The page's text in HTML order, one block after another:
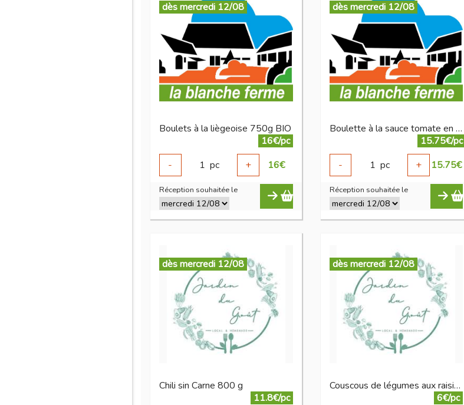
dès mercredi 12/08
Boulets à la liègeoise 750g BIO
16€/pc
-
1 pc + 16€
Réception souhaitée le
dès mercredi 12/08
Boulette à la sauce tomate en bocal 750 g BIO
15.75€/pc
-
1 pc + 15.75€
Réception souhaitée le
dès mercredi 12/08
Chili sin Carne 800 g
11.8€/pc
dès mercredi 12/08
Couscous de légumes aux raisins sec 370 g
6€/pc